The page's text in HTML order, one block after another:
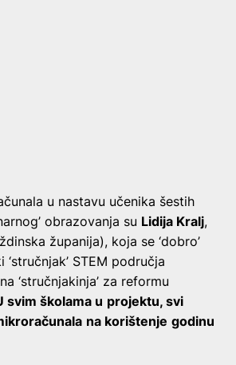
u nastavu učenika šestih
obrazovanja su Lidija Kralj,
županija), koja se ‘dobro’
STEM područja
‘stručnjakinja’ za reformu
svim školama u projektu, svi
na korištenje godinu